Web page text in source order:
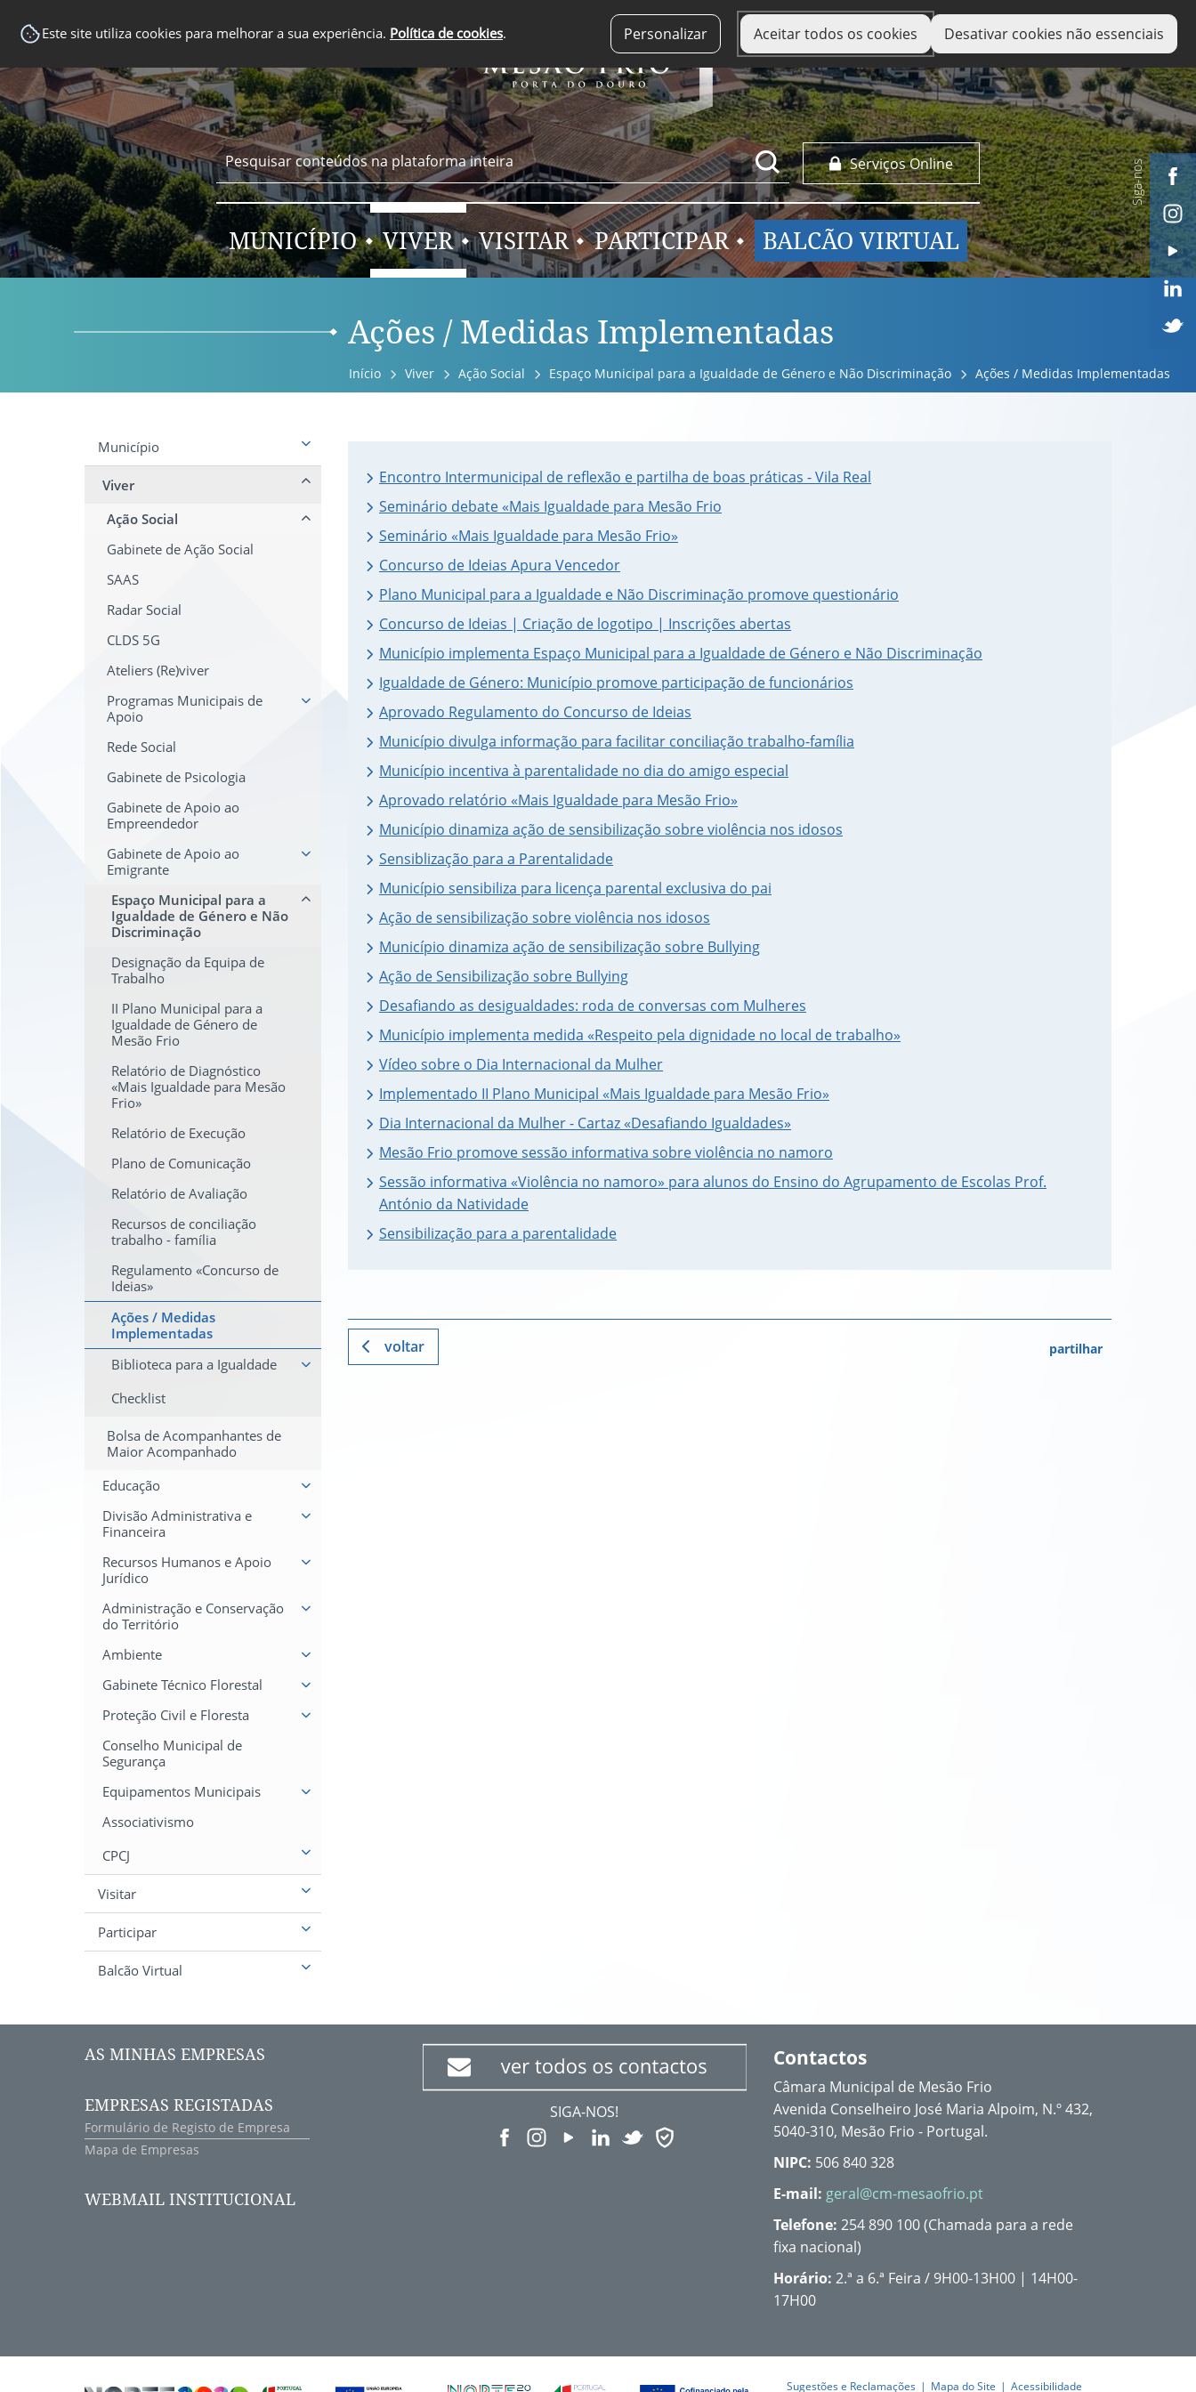
Este site utiliza cookies para melhorar a sua experiência. Política de cookies. Personalizar Aceitar todos os cookies Desativar cookies não essenciais
Serviços Online
MUNICÍPIO VIVER VISITAR PARTICIPAR BALCÃO VIRTUAL
Siga-nos
Ações / Medidas Implementadas
Início Viver Ação Social Espaço Municipal para a Igualdade de Género e Não Discriminação Ações / Medidas Implementadas
Município
Viver
Ação Social
Gabinete de Ação Social
SAAS
Radar Social
CLDS 5G
Ateliers (Re)viver
Programas Municipais de
Apoio
Rede Social
Gabinete de Psicologia
Gabinete de Apoio ao
Empreendedor
Gabinete de Apoio ao
Emigrante
Espaço Municipal para a
Igualdade de Género e Não
Discriminação
Designação da Equipa de
Trabalho
II Plano Municipal para a
Igualdade de Género de
Mesão Frio
Relatório de Diagnóstico
«Mais Igualdade para Mesão
Frio»
Relatório de Execução
Plano de Comunicação
Relatório de Avaliação
Recursos de conciliação
trabalho - família
Regulamento «Concurso de
Ideias»
Ações / Medidas
Implementadas
Biblioteca para a Igualdade
Checklist
Bolsa de Acompanhantes de
Maior Acompanhado
Educação
Divisão Administrativa e
Financeira
Recursos Humanos e Apoio
Jurídico
Administração e Conservação
do Território
Ambiente
Gabinete Técnico Florestal
Proteção Civil e Floresta
Conselho Municipal de
Segurança
Equipamentos Municipais
Associativismo
CPCJ
Visitar
Participar
Balcão Virtual
Encontro Intermunicipal de reflexão e partilha de boas práticas - Vila Real
Seminário debate «Mais Igualdade para Mesão Frio
Seminário «Mais Igualdade para Mesão Frio»
Concurso de Ideias Apura Vencedor
Plano Municipal para a Igualdade e Não Discriminação promove questionário
Concurso de Ideias | Criação de logotipo | Inscrições abertas
Município implementa Espaço Municipal para a Igualdade de Género e Não Discriminação
Igualdade de Género: Município promove participação de funcionários
Aprovado Regulamento do Concurso de Ideias
Município divulga informação para facilitar conciliação trabalho-família
Município incentiva à parentalidade no dia do amigo especial
Aprovado relatório «Mais Igualdade para Mesão Frio»
Município dinamiza ação de sensibilização sobre violência nos idosos
Sensiblização para a Parentalidade
Município sensibiliza para licença parental exclusiva do pai
Ação de sensibilização sobre violência nos idosos
Município dinamiza ação de sensibilização sobre Bullying
Ação de Sensibilização sobre Bullying
Desafiando as desigualdades: roda de conversas com Mulheres
Município implementa medida «Respeito pela dignidade no local de trabalho»
Vídeo sobre o Dia Internacional da Mulher
Implementado II Plano Municipal «Mais Igualdade para Mesão Frio»
Dia Internacional da Mulher - Cartaz «Desafiando Igualdades»
Mesão Frio promove sessão informativa sobre violência no namoro
Sessão informativa «Violência no namoro» para alunos do Ensino do Agrupamento de Escolas Prof.
António da Natividade
Sensibilização para a parentalidade
voltar partilhar
AS MINHAS EMPRESAS
EMPRESAS REGISTADAS
Formulário de Registo de Empresa
Mapa de Empresas
WEBMAIL INSTITUCIONAL
SIGA-NOS!
Contactos
Câmara Municipal de Mesão Frio
Avenida Conselheiro José Maria Alpoim, N.º 432,
5040-310, Mesão Frio - Portugal.
NIPC: 506 840 328
E-mail: geral@cm-mesaofrio.pt
Telefone: 254 890 100 (Chamada para a rede
fixa nacional)
Horário:2.ª a 6.ª Feira / 9H00-13H00 | 14H00-
17H00
Sugestões e Reclamações Mapa do Site Acessibilidade